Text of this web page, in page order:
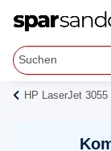
HP LaserJet 3055